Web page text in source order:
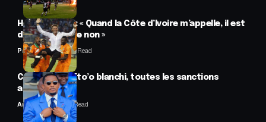
Hervé Renard : « Quand la Côte d’Ivoire m’appelle, il est
difficile de dire non »
Panafrofoot2 Min Read
CAF : Samuel Eto’o blanchi, toutes les sanctions
annulées
Anselme AVI2 Min Read